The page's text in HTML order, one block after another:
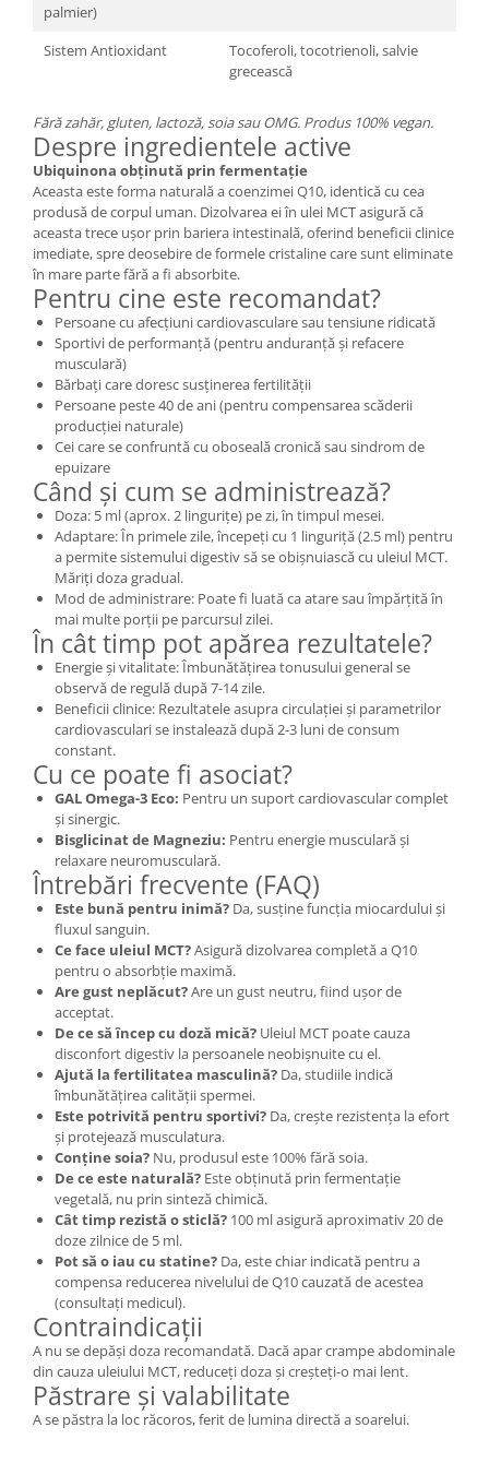
palmier)
Sistem Antioxidant
Tocoferoli, tocotrienoli, salvie
grecească
Fără zahăr, gluten, lactoză, soia sau OMG. Produs 100% vegan.
Despre ingredientele active
Ubiquinona obținută prin fermentație
Aceasta este forma naturală a coenzimei Q10, identică cu cea
produsă de corpul uman. Dizolvarea ei în ulei MCT asigură că
aceasta trece ușor prin bariera intestinală, oferind beneficii clinice
imediate, spre deosebire de formele cristaline care sunt eliminate
în mare parte fără a fi absorbite.
Pentru cine este recomandat?
Persoane cu afecțiuni cardiovasculare sau tensiune ridicată
Sportivi de performanță (pentru anduranță și refacere
musculară)
Bărbați care doresc susținerea fertilității
Persoane peste 40 de ani (pentru compensarea scăderii
producției naturale)
Cei care se confruntă cu oboseală cronică sau sindrom de
epuizare
Când și cum se administrează?
Doza: 5 ml (aprox. 2 lingurițe) pe zi, în timpul mesei.
Adaptare: În primele zile, începeți cu 1 linguriță (2.5 ml) pentru
a permite sistemului digestiv să se obișnuiască cu uleiul MCT.
Măriți doza gradual.
Mod de administrare: Poate fi luată ca atare sau împărțită în
mai multe porții pe parcursul zilei.
În cât timp pot apărea rezultatele?
Energie și vitalitate: Îmbunătățirea tonusului general se
observă de regulă după 7-14 zile.
Beneficii clinice: Rezultatele asupra circulației și parametrilor
cardiovasculari se instalează după 2-3 luni de consum
constant.
Cu ce poate fi asociat?
GAL Omega-3 Eco: Pentru un suport cardiovascular complet
și sinergic.
Bisglicinat de Magneziu: Pentru energie musculară și
relaxare neuromusculară.
Întrebări frecvente (FAQ)
Este bună pentru inimă? Da, susține funcția miocardului și
fluxul sanguin.
Ce face uleiul MCT?Asigură dizolvarea completă a Q10
pentru o absorbție maximă.
Are gust neplăcut?Are un gust neutru, fiind ușor de
acceptat.
De ce să încep cu doză mică? Uleiul MCT poate cauza
disconfort digestiv la persoanele neobișnuite cu el.
Ajută la fertilitatea masculină? Da, studiile indică
îmbunătățirea calității spermei.
Este potrivită pentru sportivi? Da, crește rezistența la efort
și protejează musculatura.
Conține soia? Nu, produsul este 100% fără soia.
De ce este naturală? Este obținută prin fermentație
vegetală, nu prin sinteză chimică.
Cât timp rezistă o sticlă? 100 ml asigură aproximativ 20 de
doze zilnice de 5 ml.
Pot să o iau cu statine? Da, este chiar indicată pentru a
compensa reducerea nivelului de Q10 cauzată de acestea
(consultați medicul).
Contraindicații
A nu se depăși doza recomandată. Dacă apar crampe abdominale
din cauza uleiului MCT, reduceți doza și creșteți-o mai lent.
Păstrare și valabilitate
A se păstra la loc răcoros, ferit de lumina directă a soarelui.